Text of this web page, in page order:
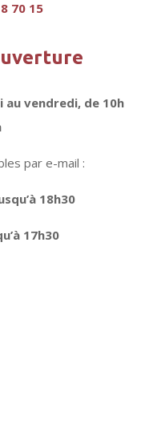
70 15
au vendredi, de 10h
par e-mail :
18h30
17h30